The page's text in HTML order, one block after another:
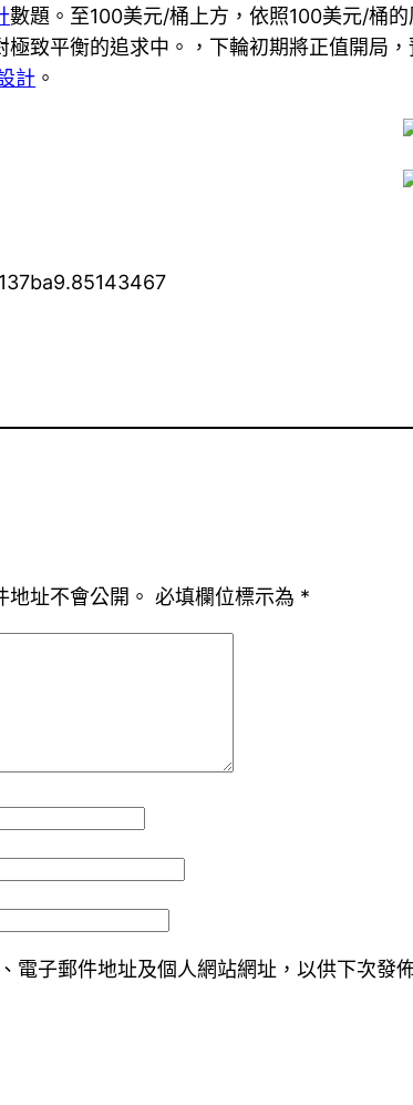
數題。至100美元/桶上方，依照100美元/桶的
極致平衡的追求中。，下輪初期將正值開局
計 。
址不會公開。 必填欄位標示為 *
電子郵件地址及個人網站網址，以供下次發